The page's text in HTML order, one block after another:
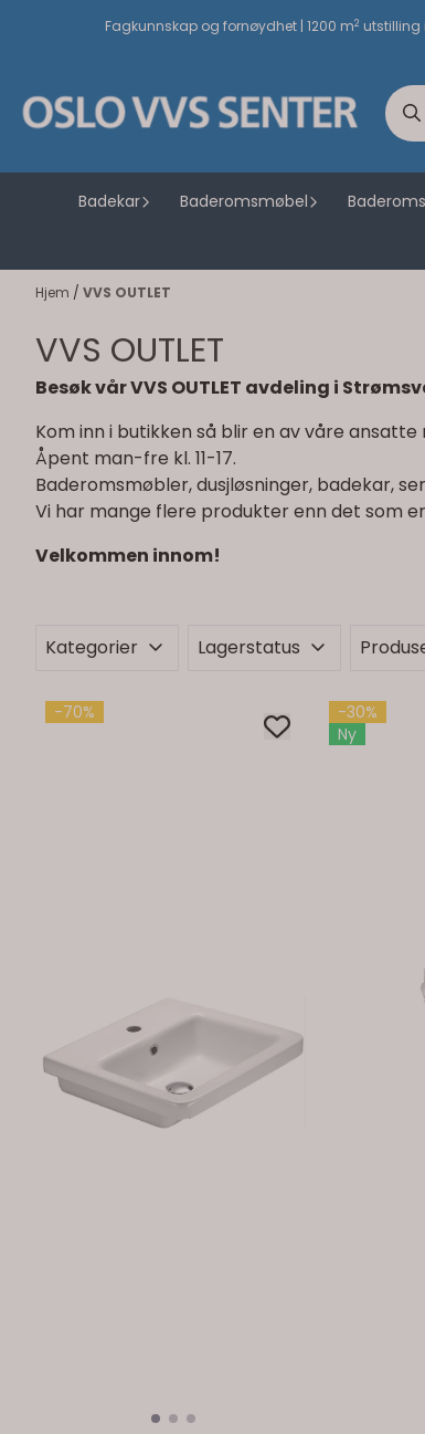
Hopp til innholdFagkunnskap og fornøydhet | 1200 m2 utstilling
Badekar Baderomsmøbel
Hjem / VVS OUTLET
VVS OUTLET
Besøk vår VVS OUTLET avdeling i
Kom inn i butikken så blir en av våre ansatte
Åpent man-fre kl. 11-17.
Baderomsmøbler, dusjløsninger, badekar,
Vi har mange flere produkter enn det som
Velkommen innom!
Kategorier Lagerstatus
-70%
-30%
Ny